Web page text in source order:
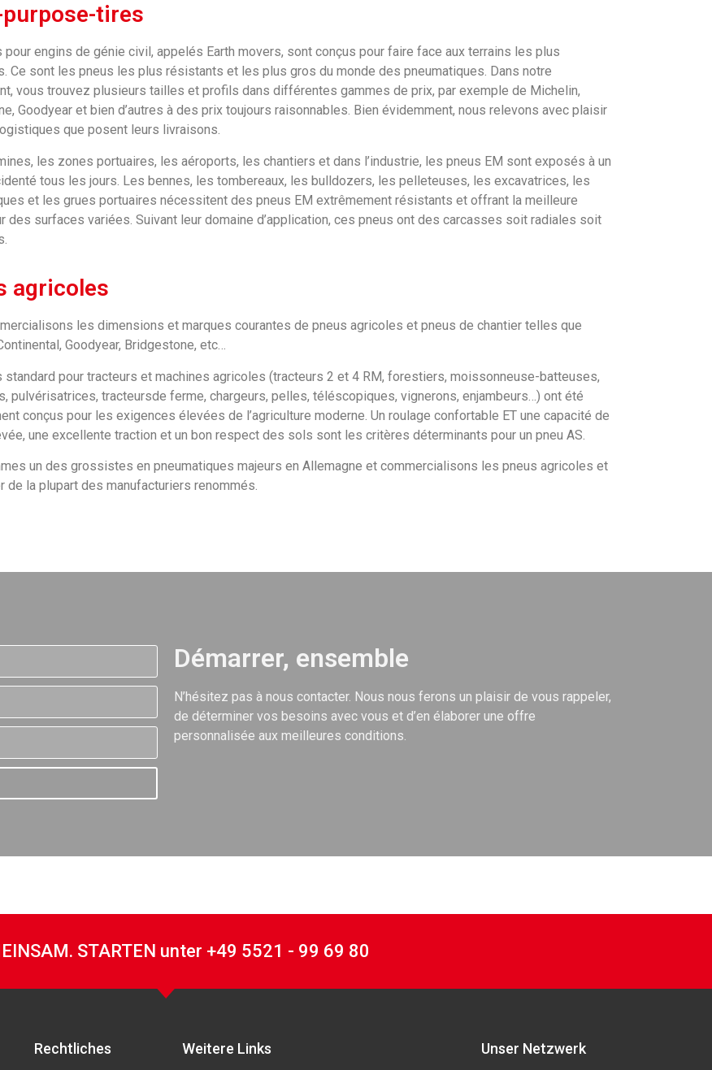
tires
pour engins de génie civil, appelés Earth movers, sont conçus pour faire face aux terrains les plus
Ce sont les pneus les plus résistants et les plus gros du monde des pneumatiques. Dans notre
vous trouvez plusieurs tailles et profils dans différentes gammes de prix, par exemple de Michelin,
Goodyear et bien d’autres à des prix toujours raisonnables. Bien évidemment, nous relevons avec plaisir
que posent leurs livraisons.
les zones portuaires, les aéroports, les chantiers et dans l’industrie, les pneus EM sont exposés à un
tous les jours. Les bennes, les tombereaux, les bulldozers, les pelleteuses, les excavatrices, les
et les grues portuaires nécessitent des pneus EM extrêmement résistants et offrant la meilleure
des surfaces variées. Suivant leur domaine d’application, ces pneus ont des carcasses soit radiales soit
agricoles
les dimensions et marques courantes de pneus agricoles et pneus de chantier telles que
Goodyear, Bridgestone, etc…
standard pour tracteurs et machines agricoles (tracteurs 2 et 4 RM, forestiers, moissonneuse-batteuses,
pulvérisatrices, tracteursde ferme, chargeurs, pelles, téléscopiques, vignerons, enjambeurs…) ont été
conçus pour les exigences élevées de l’agriculture moderne. Un roulage confortable ET une capacité de
une excellente traction et un bon respect des sols sont les critères déterminants pour un pneu AS.
un des grossistes en pneumatiques majeurs en Allemagne et commercialisons les pneus agricoles et
de la plupart des manufacturiers renommés.
Démarrer, ensemble
N’hésitez pas à nous contacter. Nous nous ferons un plaisir de vous rappeler,
de déterminer vos besoins avec vous et d’en élaborer une offre
personnalisée aux meilleures conditions.
STARTEN unter +49 5521 - 99 69 80
Rechtliches Weitere Links Unser Netzwerk